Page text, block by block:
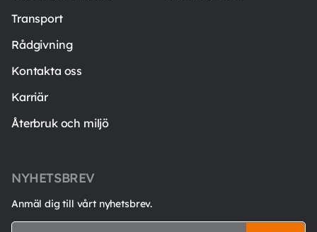
Transport
Rådgivning
Kontakta oss
Karriär
Återbruk och miljö
NYHETSBREV
Anmäl dig till vårt nyhetsbrev.